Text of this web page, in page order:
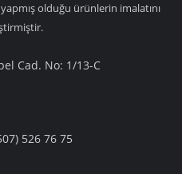
olduğu ürünlerin imalatını
Cad. No: 1/13-C
526 76 75